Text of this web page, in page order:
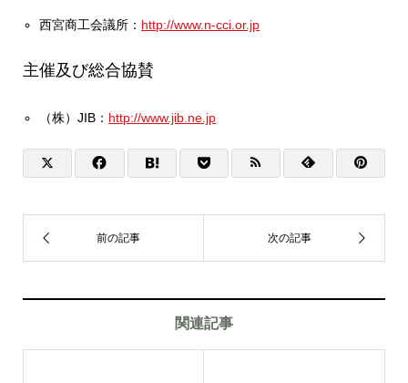
西宮商工会議所： http://www.n-cci.or.jp
主催及び総合協賛
（株）JIB： http://www.jib.ne.jp
関連記事